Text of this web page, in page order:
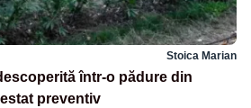
Stoica Marian
într-o pădure din
preventiv